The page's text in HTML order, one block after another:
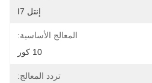
إنتل I7
المعالج الأساسية:
10 كور
تردد المعالج: